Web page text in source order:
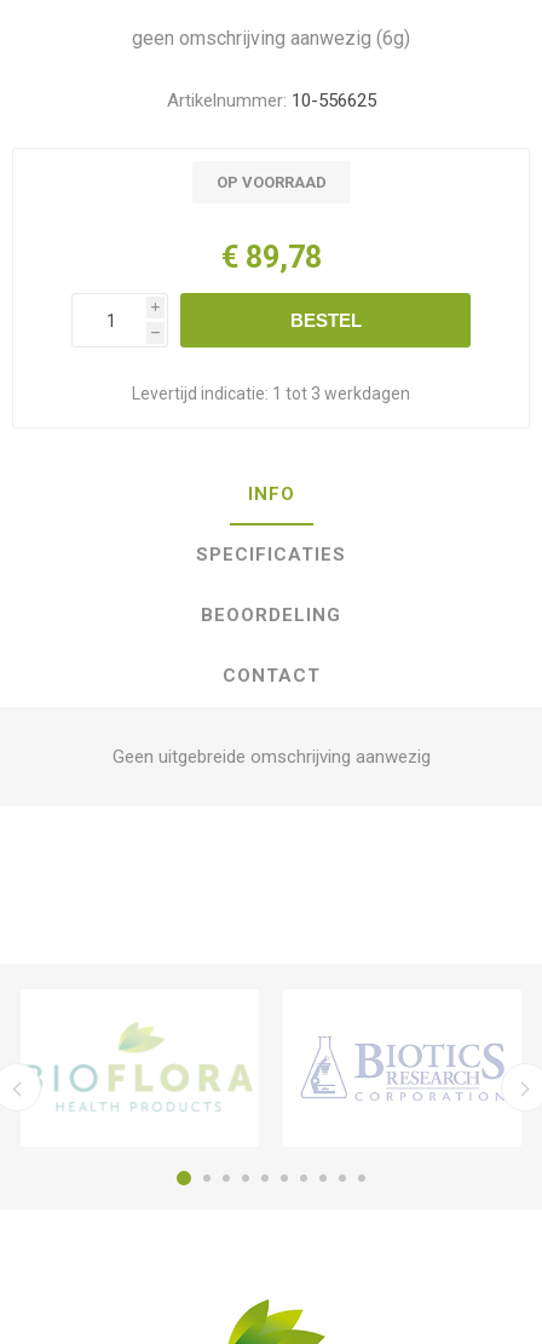
geen omschrijving aanwezig (6g)
Artikelnummer: 10-556625
OP VOORRAAD
€ 89,78
i
h
BESTEL
Levertijd indicatie: 1 tot 3 werkdagen
INFO
SPECIFICATIES
BEOORDELING
CONTACT
Geen uitgebreide omschrijving aanwezig